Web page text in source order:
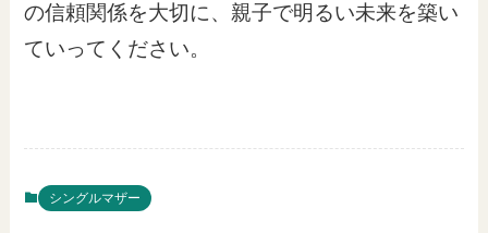
の信頼関係を大切に、親子で明るい未来を築い
ていってください。
シングルマザー